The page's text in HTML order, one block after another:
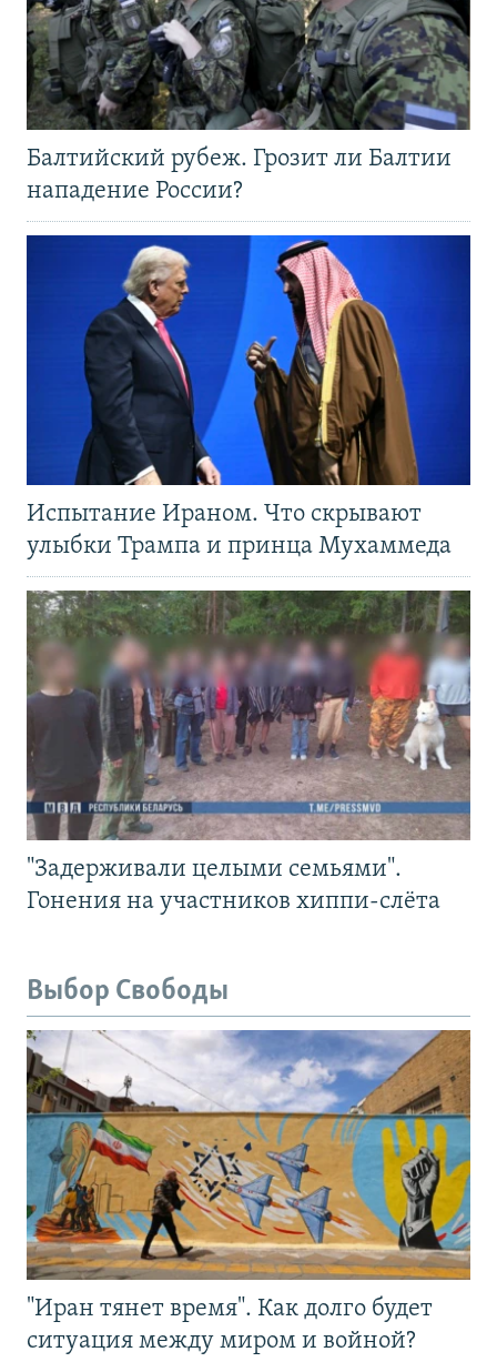
Балтийский рубеж. Грозит ли Балтии
нападение России?
Испытание Ираном. Что скрывают
улыбки Трампа и принца Мухаммеда
"Задерживали целыми семьями".
Гонения на участников хиппи-слёта
Выбор Свободы
"Иран тянет время". Как долго будет
ситуация между миром и войной?